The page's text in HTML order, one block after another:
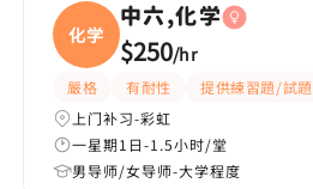
化学
中六,化学
$250/hr
嚴格 有耐性 提供練習題/試題
上门补习-彩虹
一星期1日-1.5小时/堂
男导师/女导师-大学程度